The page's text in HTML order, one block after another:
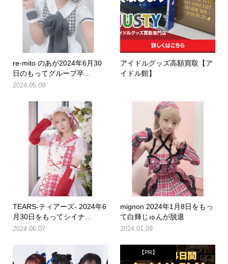
re-mito のあが2024年6月30
日のもってグループ卒...
2024.05.09
アイドルグッズ高額買取【ア
イドル館】
TEARS-ティアーズ- 2024年6
月30日をもってシイナ...
2024.06.07
mignon 2024年1月8日をもっ
て白輝じゅんが脱退
2024.01.09
【PR】